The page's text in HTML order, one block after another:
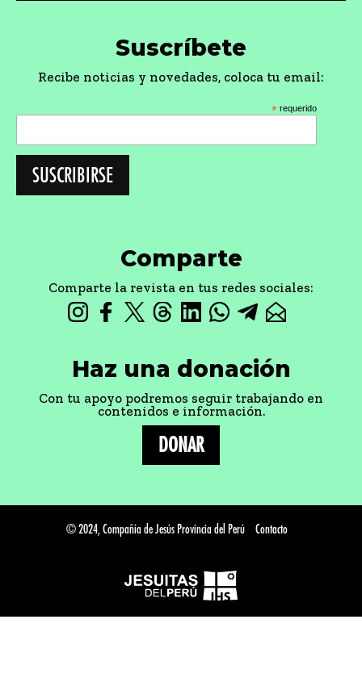
Suscríbete
Recibe noticias y novedades, coloca tu email:
* requerido
Comparte
Comparte la revista en tus redes sociales:
Haz una donación
Con tu apoyo podremos seguir trabajando en
contenidos e información.
DONAR
© 2024, Compañía de Jesús Provincia del Perú Contacto